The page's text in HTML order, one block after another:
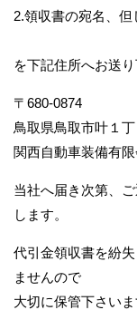
2.領収書の宛名、
を下記住所へお送り
〒680-0874
鳥取県鳥取市叶１
関西自動車装備有
当社へ届き次第、
します。
代引金領収書を紛
ませんので
大切に保管下さい